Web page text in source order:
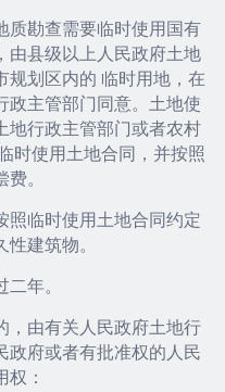
勘查需要临时使用国有
由县级以上人民政府土地
规划区内的 临时用地，在
政主管部门同意。土地使
地行政主管部门或者农村
时使用土地合同，并按照
。
临时使用土地合同约定
建筑物。
年。
由有关人民政府土地行
政府或者有批准权的人民
：